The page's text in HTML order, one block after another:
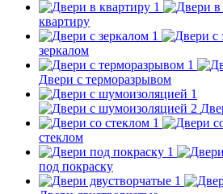
квартиру
зеркалом
Двери с терморазрывом
стеклом
под покраску